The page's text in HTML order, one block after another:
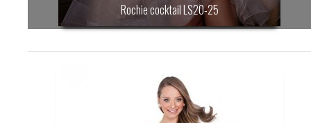
Rochie cocktail LS20-25